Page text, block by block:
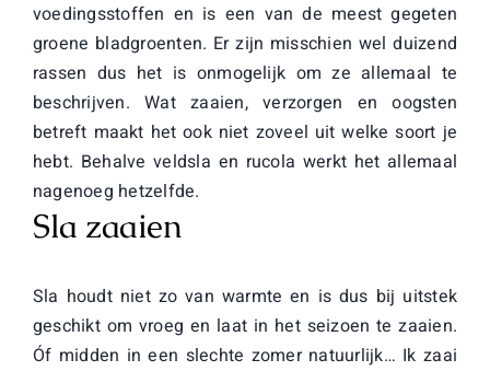
voedingsstoffen en is een van de meest gegeten
groene bladgroenten. Er zijn misschien wel duizend
rassen dus het is onmogelijk om ze allemaal te
beschrijven. Wat zaaien, verzorgen en oogsten
betreft maakt het ook niet zoveel uit welke soort je
hebt. Behalve veldsla en rucola werkt het allemaal
nagenoeg hetzelfde.
Sla zaaien
Sla houdt niet zo van warmte en is dus bij uitstek
geschikt om vroeg en laat in het seizoen te zaaien.
Óf midden in een slechte zomer natuurlijk… Ik zaai